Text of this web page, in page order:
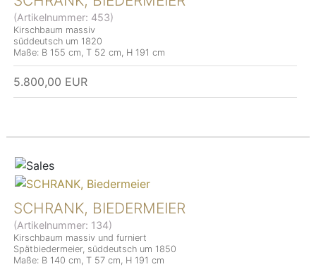
(Artikelnummer: 453)
Kirschbaum massiv
süddeutsch um 1820
Maße: B 155 cm, T 52 cm, H 191 cm
5.800,00 EUR
SCHRANK, BIEDERMEIER
(Artikelnummer: 134)
Kirschbaum massiv und furniert
Spätbiedermeier, süddeutsch um 1850
Maße: B 140 cm, T 57 cm, H 191 cm